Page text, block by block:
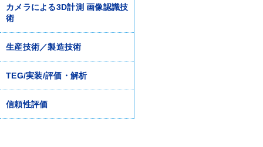
カメラによる3D計測 画像認識技
術
生産技術／製造技術
TEG/実装/評価・解析
信頼性評価